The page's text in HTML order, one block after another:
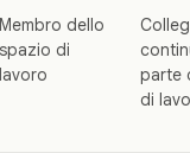
Membro dello
spazio di
lavoro
parte
di